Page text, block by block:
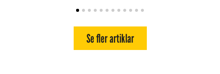
Se fler artiklar